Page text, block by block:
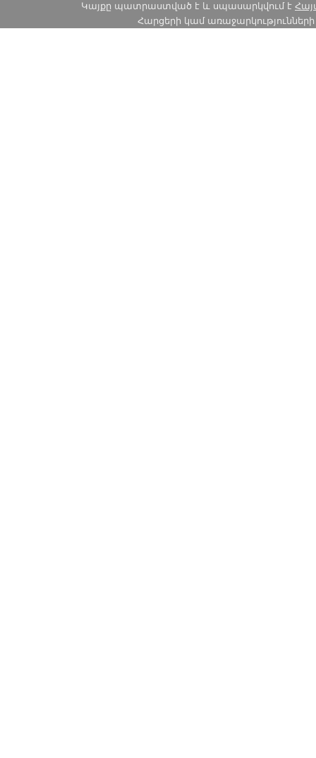
Կայքը պատրաստված է և սպասարկվում է
Հարցերի կամ առաջարկությունների